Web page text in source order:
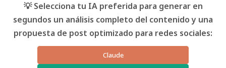
💡 Selecciona tu IA preferida para generar en
segundos un análisis completo del contenido y una
propuesta de post optimizado para redes sociales:
Claude